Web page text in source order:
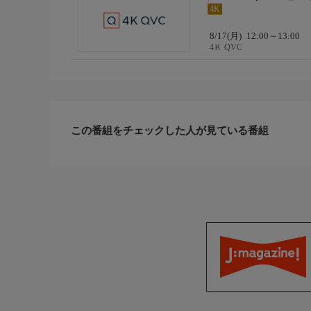
4K
8/17(月) 12:00～13:00
4Ｋ QVC
この番組をチェックした人が見ている番組